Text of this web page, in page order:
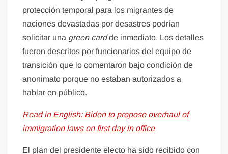
protección temporal para los migrantes de
naciones devastadas por desastres podrían
solicitar una green cardde inmediato. Los detalles
fueron descritos por funcionarios del equipo de
transición que lo comentaron bajo condición de
anonimato porque no estaban autorizados a
hablar en público.
Read in English: Biden to propose overhaul of
immigration laws on first day in office
El plan del presidente electo ha sido recibido con